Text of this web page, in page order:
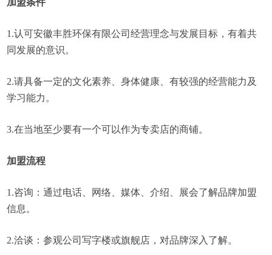
加盟条件
1.认可安徽丰胜环保有限公司经营理念与发展目标，有着共
同发展的意识。
2.请具备一定的文化素养、身体健康、有较强的经营能力及
学习能力。
3.在当地至少要有一个可以作为专卖店的商铺。
加盟流程
1.咨询：通过电话、网络、媒体、介绍、展会了解品牌加盟
信息。
2.洽谈：参观公司写字楼或旗舰店，对品牌深入了解。